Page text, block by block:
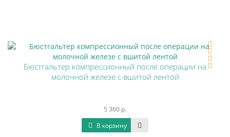
Бюстгальтер компрессионный после операции на
молочной железе с вшитой лентой
5 360 р.
В корзину